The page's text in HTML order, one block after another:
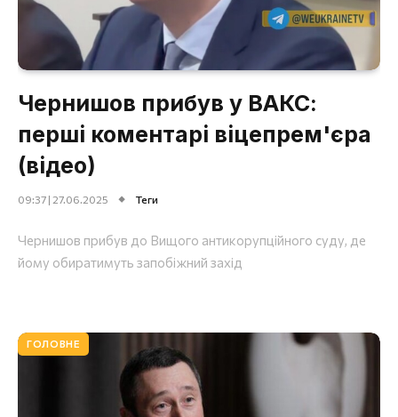
Чернишов прибув у ВАКС:
перші коментарі віцепрем'єра
(відео)
09:37 | 27.06.2025 Теги
Чернишов прибув до Вищого антикорупційного суду, де
йому обиратимуть запобіжний захід
ГОЛОВНЕ